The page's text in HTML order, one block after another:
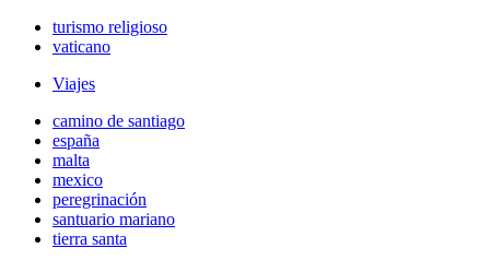
turismo religioso
vaticano
Viajes
camino de santiago
españa
malta
mexico
peregrinación
santuario mariano
tierra santa